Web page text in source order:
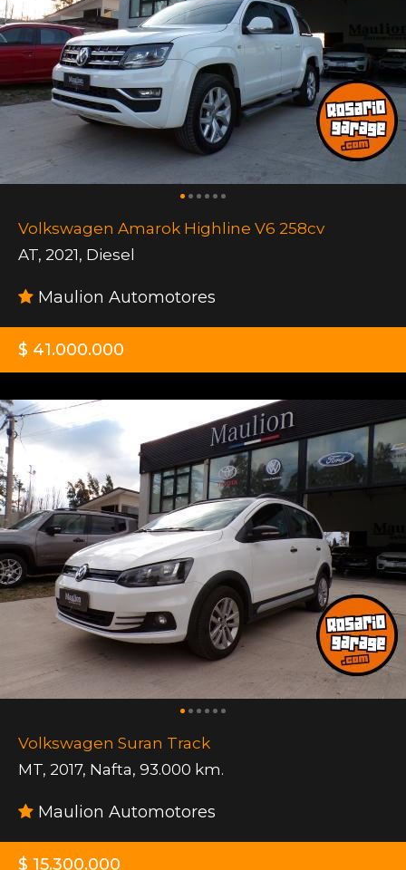
Volkswagen Amarok Highline V6 258cv
AT, 2021, Diesel
Maulion Automotores
$ 41.000.000
Volkswagen Suran Track
MT, 2017, Nafta, 93.000 km.
Maulion Automotores
$ 15.300.000